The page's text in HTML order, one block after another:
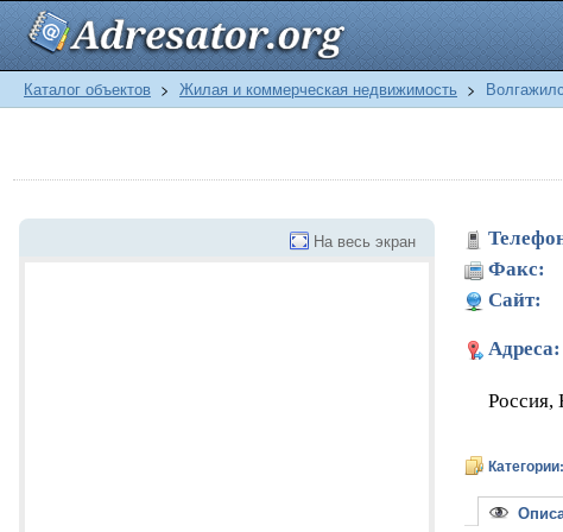
Каталог объектов > Жилая и коммерческая недвижимость >
На весь экран
Факс:
Сайт:
Адреса:
Россия,
Категории: